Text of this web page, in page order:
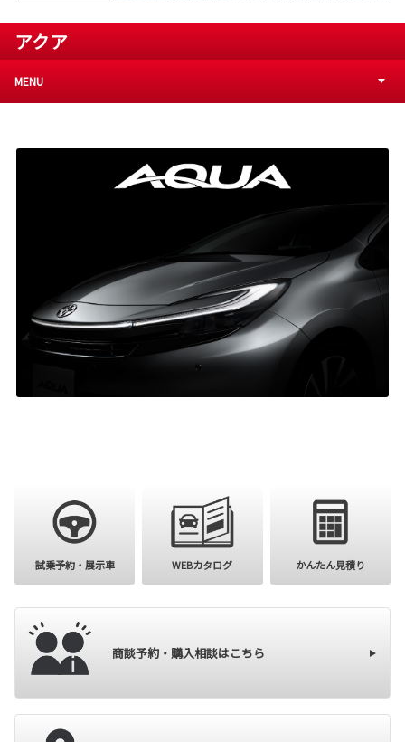
アクア
MENU
試乗予約・展示車 WEBカタログ かんたん見積り
商談予約・購入相談はこちら